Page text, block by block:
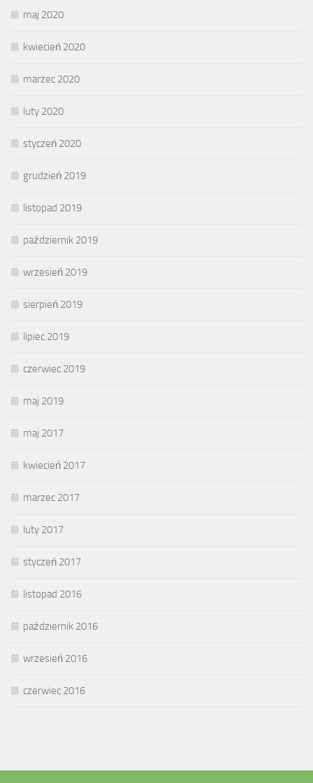
maj 2020
kwiecień 2020
marzec 2020
luty 2020
styczeń 2020
grudzień 2019
listopad 2019
październik 2019
wrzesień 2019
sierpień 2019
lipiec 2019
czerwiec 2019
maj 2019
maj 2017
kwiecień 2017
marzec 2017
luty 2017
styczeń 2017
listopad 2016
październik 2016
wrzesień 2016
czerwiec 2016